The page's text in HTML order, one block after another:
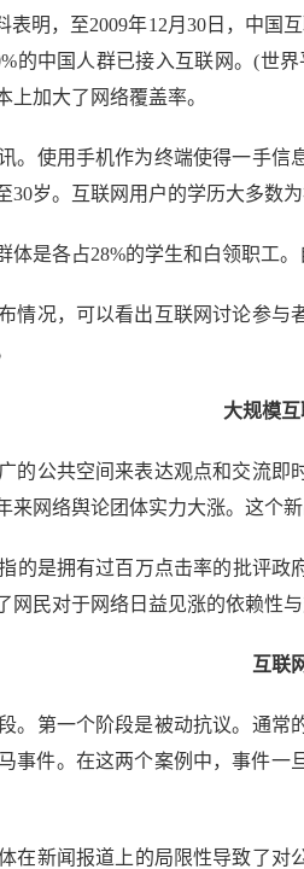
，至2009年12月30日，中国
的中国人群已接入互联网。(世
加大了网络覆盖率。
。使用手机作为终端使得一手
岁。互联网用户的学历大多数为
各占28%的学生和白领职工。
况，可以看出互联网讨论参与
大规模互
公共空间来表达观点和交流即
网络舆论团体实力大涨。这个
是拥有过百万点击率的批评政
网民对于网络日益见涨的依赖性
互联
第一个阶段是被动抗议。通常
事件。在这两个案例中，事件
新闻报道上的局限性导致了对